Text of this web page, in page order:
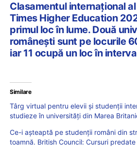
Clasamentul internațional
Times Higher Education
primul loc în lume. Două
românești sunt pe locurile
iar 11 ocupă un loc în
Similare
Târg virtual pentru elevii și studenții
studieze în universități din Marea
Ce-i așteaptă pe studenții români din
toamnă. British Council: Cursuri predate